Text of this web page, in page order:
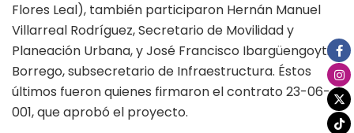
Flores Leal), también participaron Hernán Manuel
Villarreal Rodríguez, Secretario de Movilidad y
Planeación Urbana, y José Francisco Ibargüengoytia
Borrego, subsecretario de Infraestructura. Éstos
últimos fueron quienes firmaron el contrato 23-06-
001, que aprobó el proyecto.